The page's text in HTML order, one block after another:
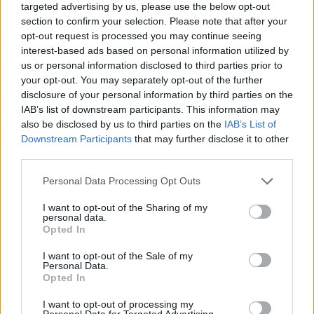
targeted advertising by us, please use the below opt-out
section to confirm your selection. Please note that after your
opt-out request is processed you may continue seeing
interest-based ads based on personal information utilized by
us or personal information disclosed to third parties prior to
your opt-out. You may separately opt-out of the further
disclosure of your personal information by third parties on the
IAB’s list of downstream participants. This information may
also be disclosed by us to third parties on the IAB’s List of
Downstream Participants that may further disclose it to other
Personal Data Processing Opt Outs
I want to opt-out of the Sharing of my
personal data.
Opted In
I want to opt-out of the Sale of my
Personal Data.
Opted In
I want to opt-out of processing my
ΔΕΙΤΕ ΕΠΙΣΗΣ
ΣΤΗΝ ΙΔΙΑ ΚΑΤΗΓΟΡΙΑ
Ο Λάκης Γαβαλάς έκλεισε τα 74
και μοιράστηκε ένα μήνυμα που
συγκίνησε ‑ Τι έγραψε για τη
ζωή, τους γονείς του και την
υγεία του
ΣΉΜΕΡΑ
του, τη δημιουργικότητά του και τη χαρά
νοσοκομείο για θεραπεία κατά